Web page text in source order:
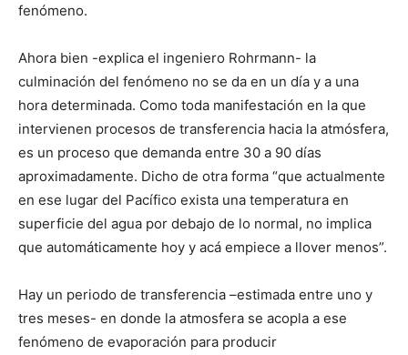
fenómeno.
Ahora bien -explica el ingeniero Rohrmann- la
culminación del fenómeno no se da en un día y a una
hora determinada. Como toda manifestación en la que
intervienen procesos de transferencia hacia la atmósfera,
es un proceso que demanda entre 30 a 90 días
aproximadamente. Dicho de otra forma “que actualmente
en ese lugar del Pacífico exista una temperatura en
superficie del agua por debajo de lo normal, no implica
que automáticamente hoy y acá empiece a llover menos”.
Hay un periodo de transferencia –estimada entre uno y
tres meses- en donde la atmosfera se acopla a ese
fenómeno de evaporación para producir